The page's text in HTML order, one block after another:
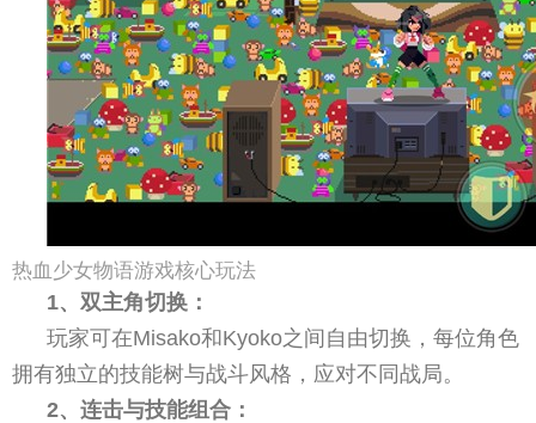
热血少女物语游戏核心玩法
1、双主角切换：
玩家可在Misako和Kyoko之间自由切换，每位角色
拥有独立的技能树与战斗风格，应对不同战局。
2、连击与技能组合：